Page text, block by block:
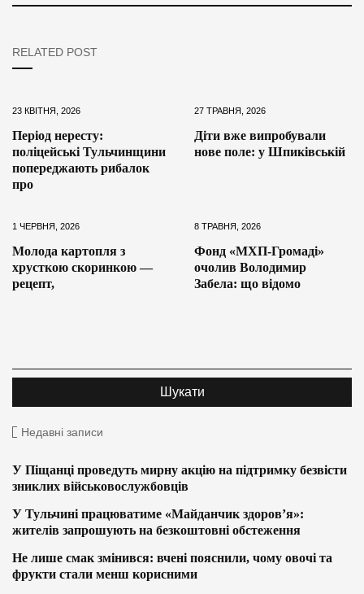
RELATED POST
23 КВІТНЯ, 2026
Період нересту:
поліцейські Тульчинщини
попереджають рибалок
про
27 ТРАВНЯ, 2026
Діти вже випробували
нове поле: у Шпиківській
1 ЧЕРВНЯ, 2026
Молода картопля з
хрусткою скоринкою —
рецепт,
8 ТРАВНЯ, 2026
Фонд «МХП-Громаді»
очолив Володимир
Забела: що відомо
Недавні записи
У Піщанці проведуть мирну акцію на підтримку безвісти
зниклих військовослужбовців
У Тульчині працюватиме «Майданчик здоров’я»:
жителів запрошують на безкоштовні обстеження
Не лише смак змінився: вчені пояснили, чому овочі та
фрукти стали менш корисними